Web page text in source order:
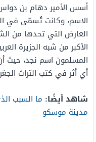
أسس الأمير دهام بن
الاسم، وكانت تُسمّى في
العارض التي تحدها من
الأكبر من شبه الجزيرة
المسلمون اسم نجد، حيث
أي أثر في كتب التراث
شاهد أيضًا: ما السبب
مدينة موسكو